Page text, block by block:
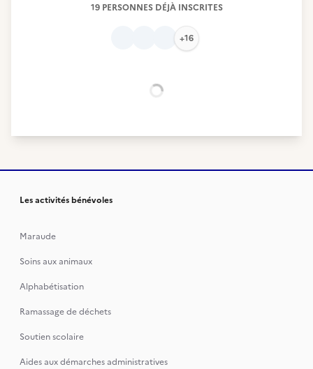
19 PERSONNES DÉJÀ INSCRITES
+16
Les activités bénévoles
Maraude
Soins aux animaux
Alphabétisation
Ramassage de déchets
Soutien scolaire
Aides aux démarches administratives